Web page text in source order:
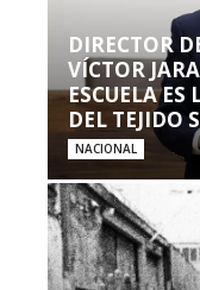
DIRECTOR
VÍCTOR
ESCUELA
DEL TEJIDO
NACIONAL